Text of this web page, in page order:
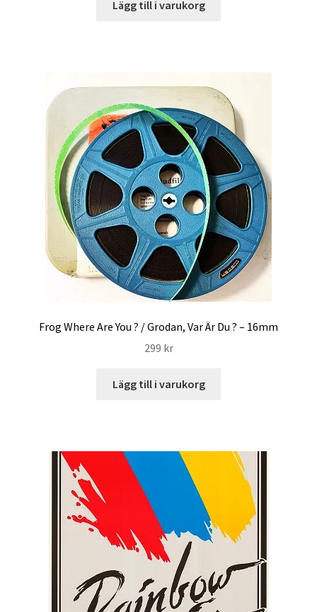
Press
Super 8 and 16mm on demand
Kategorier
Lägg till i varukorg
Frog Where Are You ? / Grodan, Var Är Du ? – 16mm
299 kr
Lägg till i varukorg